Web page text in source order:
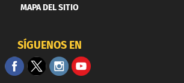
MAPA DEL SITIO
SÍGUENOS EN